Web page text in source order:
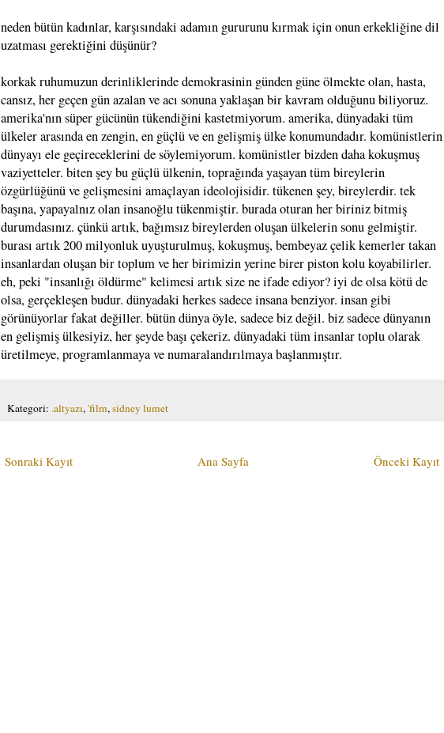
neden bütün kadınlar, karşısındaki adamın gururunu kırmak için onun erkekliğine dil
uzatması gerektiğini düşünür?
korkak ruhumuzun derinliklerinde demokrasinin günden güne ölmekte olan, hasta,
cansız, her geçen gün azalan ve acı sonuna yaklaşan bir kavram olduğunu biliyoruz.
amerika'nın süper gücünün tükendiğini kastetmiyorum. amerika, dünyadaki tüm
ülkeler arasında en zengin, en güçlü ve en gelişmiş ülke konumundadır. komünistlerin
dünyayı ele geçireceklerini de söylemiyorum. komünistler bizden daha kokuşmuş
vaziyetteler. biten şey bu güçlü ülkenin, toprağında yaşayan tüm bireylerin
özgürlüğünü ve gelişmesini amaçlayan ideolojisidir. tükenen şey, bireylerdir. tek
başına, yapayalnız olan insanoğlu tükenmiştir. burada oturan her biriniz bitmiş
durumdasınız. çünkü artık, bağımsız bireylerden oluşan ülkelerin sonu gelmiştir.
burası artık 200 milyonluk uyuşturulmuş, kokuşmuş, bembeyaz çelik kemerler takan
insanlardan oluşan bir toplum ve her birimizin yerine birer piston kolu koyabilirler.
eh, peki "insanlığı öldürme" kelimesi artık size ne ifade ediyor? iyi de olsa kötü de
olsa, gerçekleşen budur. dünyadaki herkes sadece insana benziyor. insan gibi
görünüyorlar fakat değiller. bütün dünya öyle, sadece biz değil. biz sadece dünyanın
en gelişmiş ülkesiyiz, her şeyde başı çekeriz. dünyadaki tüm insanlar toplu olarak
üretilmeye, programlanmaya ve numaralandırılmaya başlanmıştır.
Kategori: .altyazı,'film,sidney lumet
Sonraki Kayıt Önceki Kayıt
Ana Sayfa